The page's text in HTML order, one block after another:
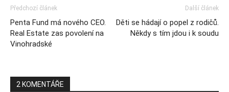
Předchozí článek
Penta Fund má nového CEO.
Real Estate zas povolení na
Vinohradské
Další článek
Děti se hádají o popel z rodičů.
Někdy s tím jdou i k soudu
2 KOMENTÁŘE